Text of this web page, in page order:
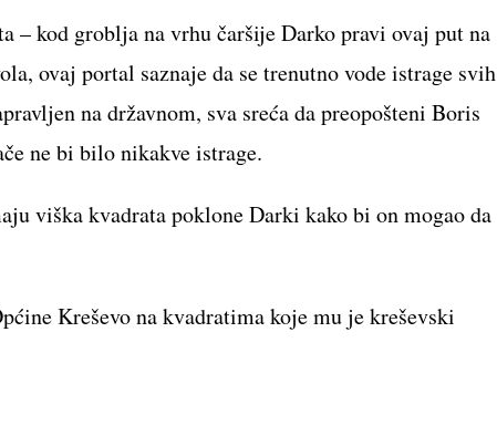
– kod groblja na vrhu čaršije Darko pravi ovaj put na
ovaj portal saznaje da se trenutno vode istrage svih
na državnom, sva sreća da preopošteni Boris
ne bi bilo nikakve istrage.
viška kvadrata poklone Darki kako bi on mogao da
Kreševo na kvadratima koje mu je kreševski